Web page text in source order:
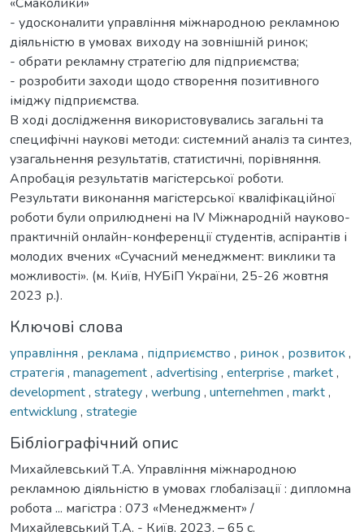
- удосконалити управління міжнародною рекламною
діяльністю в умовах виходу на зовнішній ринок;
- обрати рекламну стратегію для підприємства;
- розробити заходи щодо створення позитивного
іміджу підприємства.
В ході дослідження використовувались загальні та
специфічні наукові методи: системний аналіз та синтез,
узагальнення результатів, статистичні, порівняння.
Апробація результатів магістерської роботи.
Результати виконання магістерської кваліфікаційної
роботи були оприлюднені на IV Міжнародній науково-
практичній онлайн-конференції студентів, аспірантів і
молодих вчених «Сучасний менеджмент: виклики та
можливості». (м. Київ, НУБіП України, 25-26 жовтня
2023 р.).
Ключові слова
управління , реклама , підприємство , ринок, розвиток,
стратегія , management, advertising , enterprise , market,
development, strategy, werbung , unternehmen , markt,
entwicklung , strategie
Бібліографічний опис
Михайлевський Т.А. Управління міжнародною
рекламною діяльністю в умовах глобалізації : дипломна
робота ... магістра : 073 «Менеджмент» /
Михайлевський Т.А. - Київ, 2023. – 65 с.